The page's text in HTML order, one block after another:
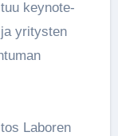
keynote-
yritysten
Laboren